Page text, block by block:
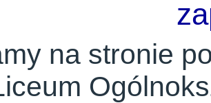
na stronie